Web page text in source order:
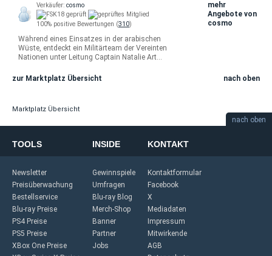
Verkäufer: cosmo
100% positive Bewertungen (310)
Während eines Einsatzes in der arabischen
Wüste, entdeckt ein Militärteam der Vereinten
Nationen unter Leitung Captain Natalie Art…
mehr
Angebote von
cosmo
zur Marktplatz Übersicht nach oben
Marktplatz Übersicht
nach oben
TOOLS
Newsletter
Preisüberwachung
Bestellservice
Blu-ray Preise
PS4 Preise
PS5 Preise
XBox One Preise
INSIDE
Gewinnspiele
Umfragen
Blu-ray Blog
Merch-Shop
Banner
Partner
Jobs
KONTAKT
Kontaktformular
Facebook
X
Mediadaten
Impressum
Mitwirkende
AGB